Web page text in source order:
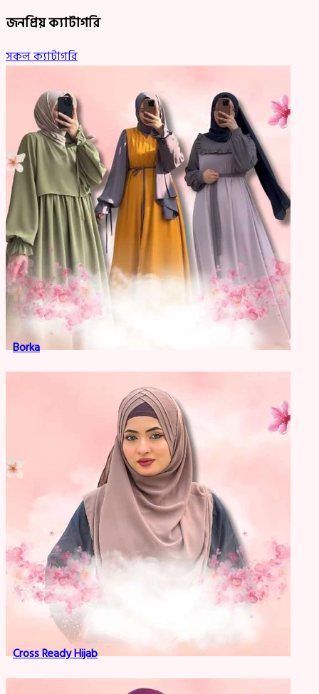
জনপ্রিয় ক্যাটাগরি
সকল ক্যাটাগরি
Borka
Cross Ready Hijab